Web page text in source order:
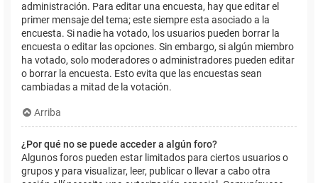
administración. Para editar una encuesta, hay que editar el
primer mensaje del tema; este siempre esta asociado a la
encuesta. Si nadie ha votado, los usuarios pueden borrar la
encuesta o editar las opciones. Sin embargo, si algún miembro
ha votado, solo moderadores o administradores pueden editar
o borrar la encuesta. Esto evita que las encuestas sean
cambiadas a mitad de la votación.
Arriba
¿Por qué no se puede acceder a algún foro?
Algunos foros pueden estar limitados para ciertos usuarios o
grupos y para visualizar, leer, publicar o llevar a cabo otra